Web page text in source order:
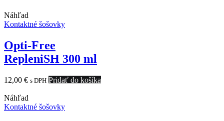
Náhľad
Kontaktné šošovky
Opti-Free
RepleniSH 300 ml
12,00 € s DPH Pridať do košíka
Náhľad
Kontaktné šošovky